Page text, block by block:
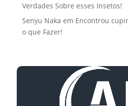
Verdades Sobre esses Insetos!
Senyu Naka em Encontrou
o que Fazer!